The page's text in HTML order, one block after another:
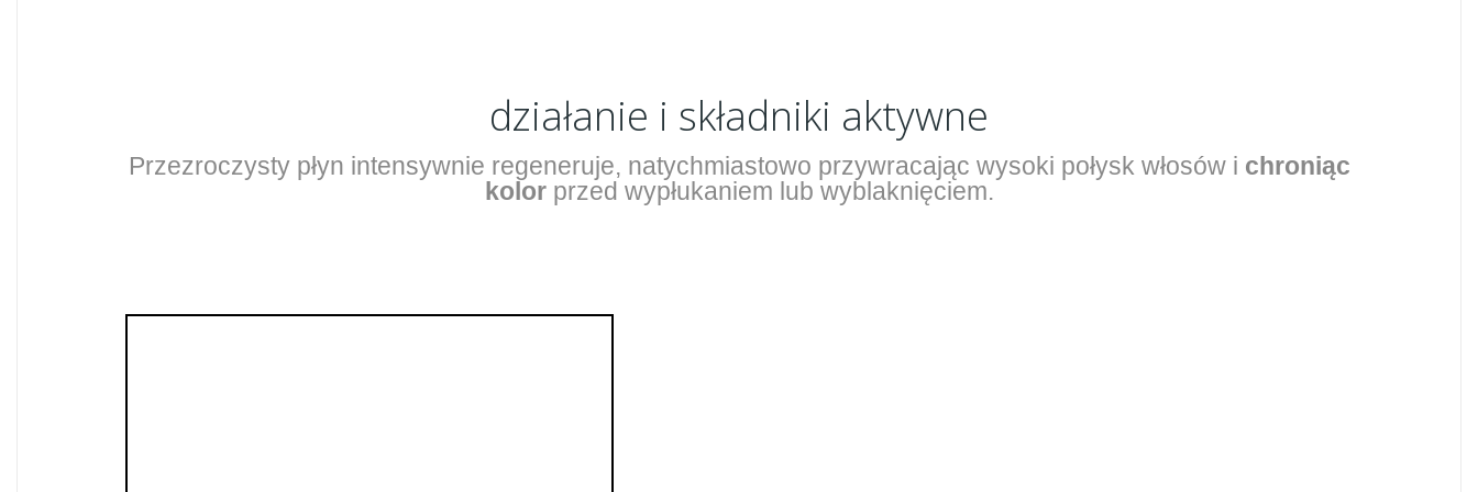
działanie i składniki aktywne
Przezroczysty płyn intensywnie regeneruje, natychmiastowo przywracając wysoki połysk włosów i chroniąc
kolorprzed wypłukaniem lub wyblaknięciem.